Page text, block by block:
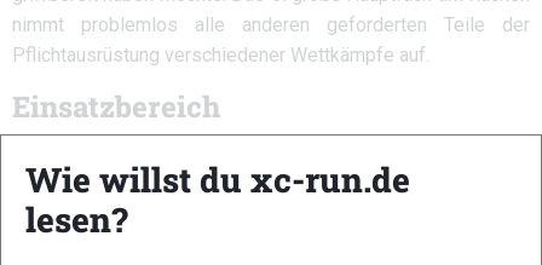
nimmt problemlos alle anderen geforderten Teile der
Pflichtausrüstung verschiedener Wettkämpfe auf.
Einsatzbereich
Tragweise kann man diese Laufweste multiflexibel vom
kurzen Trainingslauf bis hin zu den langen 100 Meilen
Rennen quer über den Erdball einsetzen. Einmal angepasst
Wie willst du xc-run.de
lesen?